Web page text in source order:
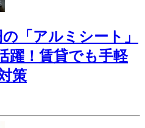
「アルミシート」
躍！賃貸でも手軽
策